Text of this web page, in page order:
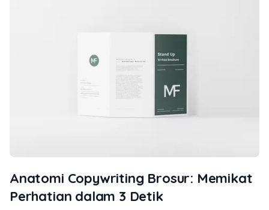
Anatomi Copywriting Brosur: Memikat
Perhatian dalam 3 Detik